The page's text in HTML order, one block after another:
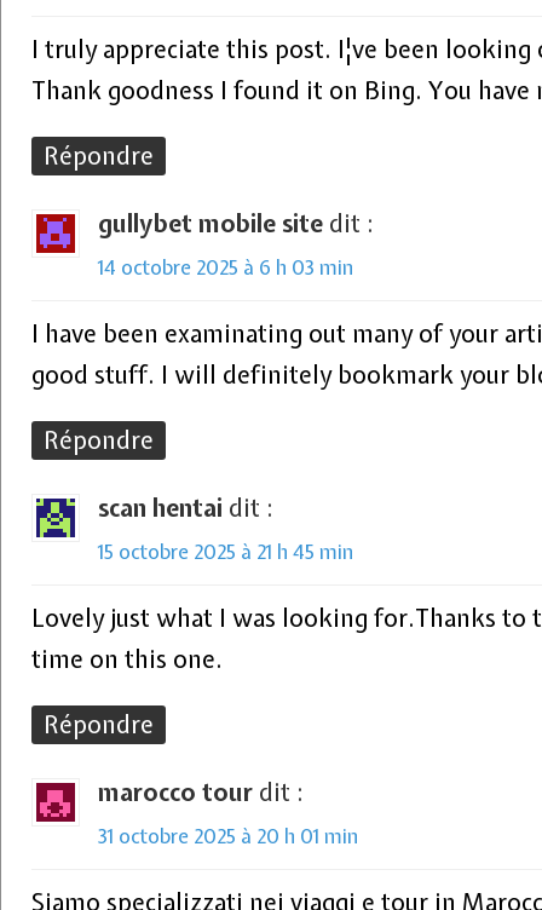
I truly appreciate this post. I¦ve been
Thank goodness I found it on Bing. You have
Répondre
gullybet mobile site dit :
14 octobre 2025 à 6 h 03 min
I have been examinating out many of your
good stuff. I will definitely bookmark your
Répondre
scan hentai dit :
15 octobre 2025 à 21 h 45 min
Lovely just what I was looking for.Thanks to
time on this one.
Répondre
marocco tour dit :
31 octobre 2025 à 20 h 01 min
Siamo specializzati nei viaggi e tour in